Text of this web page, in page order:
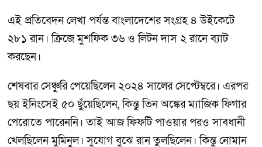
এই প্রতিবেদন লেখা পর্যন্ত বাংলাদেশের সংগ্রহ ৪ উইকেটে
২৮১ রান। ক্রিজে মুশফিক ৩৬ ও লিটন দাস ২ রানে ব্যাট
করছেন।
শেষবার সেঞ্চুরি পেয়েছিলেন ২০২৪ সালের সেপ্টেম্বরে। এরপর
ছয় ইনিংসেই ৫০ ছুঁয়েছিলেন, কিন্তু তিন অঙ্কের ম্যাজিক ফিগার
পেরোতে পারেননি। তাই আজ ফিফটি পাওয়ার পরও সাবধানী
খেলছিলেন মুমিনুল। সুযোগ বুঝে রান তুলছিলেন। কিন্তু নোমান